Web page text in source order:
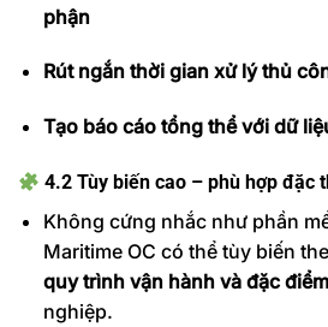
phận
Rút ngắn thời gian xử lý thủ
Tạo báo cáo tổng thể với dữ
4.2 Tùy biến cao – phù hợp đặc
Không cứng nhắc như phần
Maritime OC có thể tùy biến
quy trình vận hành và đặc
nghiệp.